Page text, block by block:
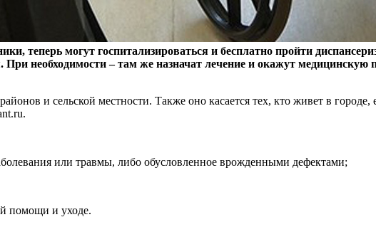
теперь могут госпитализироваться и бесплатно пройти
необходимости – там же назначат лечение и окажут медицинскую
и сельской местности. Также оно касается тех, кто живет в городе,
или травмы, либо обусловленное врожденными дефектами;
помощи и уходе.